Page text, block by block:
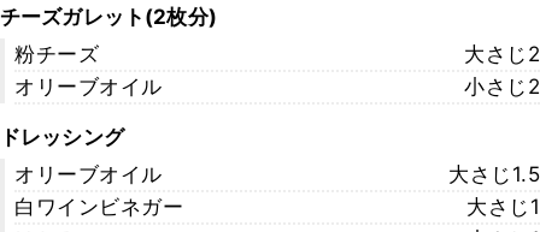
チーズガレット(2枚分)
粉チーズ
大さじ2
オリーブオイル
小さじ2
ドレッシング
オリーブオイル
大さじ1.5
白ワインビネガー
大さじ1